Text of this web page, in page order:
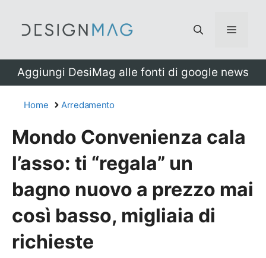
Menu
Aggiungi DesiMag alle fonti di google news
Home Arredamento
Mondo Convenienza cala
l’asso: ti “regala” un
bagno nuovo a prezzo mai
così basso, migliaia di
richieste